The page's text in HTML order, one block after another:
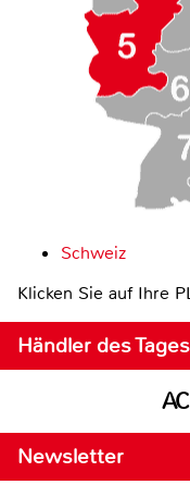
Schweiz
Klicken Sie auf Ihre
Händler des Tages
Newsletter